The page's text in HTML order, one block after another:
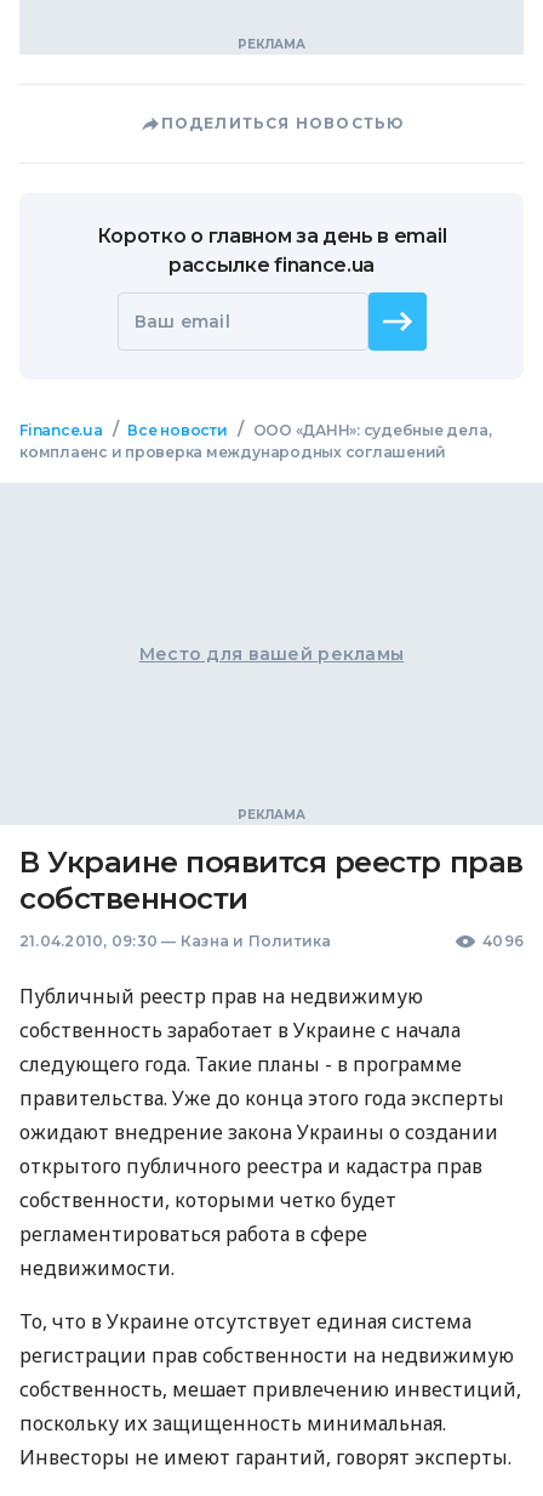
ПОДЕЛИТЬСЯ НОВОСТЬЮ
Коротко о главном за день в email
рассылке finance.ua
Ваш email
Finance.ua / Все новости /
ООО «ДАНН»: судебные дела,
комплаенс и проверка международных соглашений
Место для вашей рекламы
В Украине появится реестр прав
собственности
21.04.2010, 09:30 — Казна и Политика 4096
Публичный реестр прав на недвижимую
собственность заработает в Украине с начала
следующего года. Такие планы - в программе
правительства. Уже до конца этого года эксперты
ожидают внедрение закона Украины о создании
открытого публичного реестра и кадастра прав
собственности, которыми четко будет
регламентироваться работа в сфере
недвижимости.
То, что в Украине отсутствует единая система
регистрации прав собственности на недвижимую
собственность, мешает привлечению инвестиций,
поскольку их защищенность минимальная.
Инвесторы не имеют гарантий, говорят эксперты.